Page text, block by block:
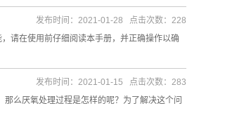
请在使用前仔细阅读本手册，并正确操作以确
发布时间：2021-01-28 点击次数：228
么厌氧处理过程是怎样的呢？为了解决这个问
发布时间：2021-01-15 点击次数：283